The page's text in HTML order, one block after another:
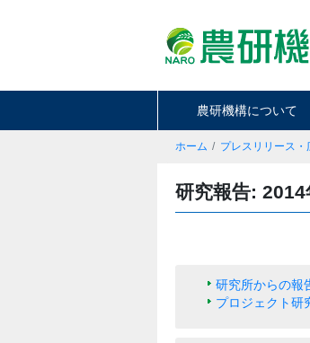
農研機構について
ホーム プレスリリース・
研究報告:
研究所からの報
プロジェクト研